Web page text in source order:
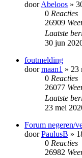
doorAbeloos »
0 Reacties
26909
Laatste
30 jun
foutmelding
doormaan1 » 23
0 Reacties
26077
Laatste
23 mei
Forum negeren/
doorPaulusB »
0 Reacties
26982